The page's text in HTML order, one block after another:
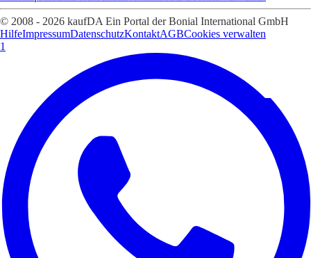
© 2008 - 2026 kaufDA Ein Portal der Bonial International GmbH
HilfeImpressumDatenschutzKontaktAGBCookies verwalten
1